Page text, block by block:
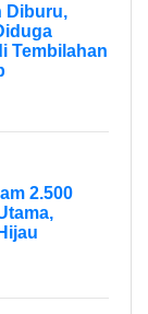
Diburu,
Tembilahan
2.500